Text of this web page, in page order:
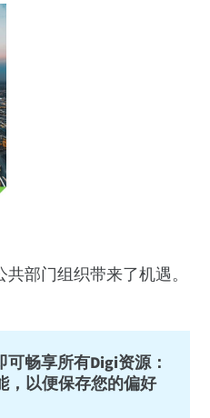
部门组织带来了机遇。
畅享所有Digi资源：
，以便保存您的偏好